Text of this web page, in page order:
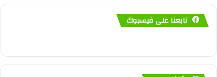
تابعنا على فيسبوك